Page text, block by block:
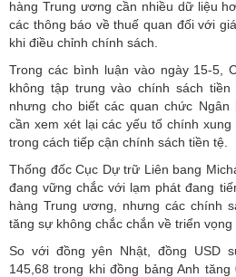
hàng Trung ương cần nhiều dữ liệu
các thông báo về thuế quan đối với
khi điều chỉnh chính sách.
Trong các bình luận vào ngày 15-5,
không tập trung vào chính sách
nhưng cho biết các quan chức
cần xem xét lại các yếu tố chính
trong cách tiếp cận chính sách tiền tệ.
Thống đốc Cục Dự trữ Liên bang
đang vững chắc với lạm phát đang
hàng Trung ương, nhưng các chính
tăng sự không chắc chắn về triển
So với đồng yên Nhật, đồng USD
145,68 trong khi đồng bảng Anh